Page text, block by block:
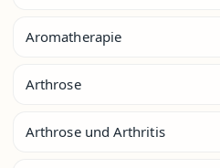
Aromatherapie
Arthrose
Arthrose und Arthritis